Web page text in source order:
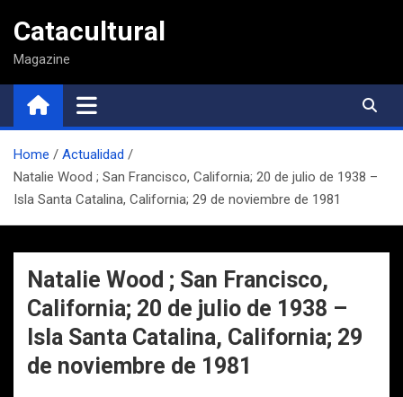
contenido
Catacultural
Magazine
Home
Actualidad
Natalie Wood ; San Francisco, California; 20 de julio de 1938 –
Isla Santa Catalina, California; 29 de noviembre de 1981
Natalie Wood ; San Francisco,
California; 20 de julio de 1938 –
Isla Santa Catalina, California; 29
de noviembre de 1981